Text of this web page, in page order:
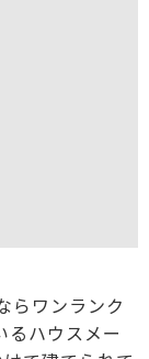
らワンランク
るハウスメー